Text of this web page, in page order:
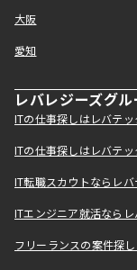
大阪
愛知
レバレジーズグ
ITの仕事探しはレバテッ
ITの仕事探しはレバテ
IT転職スカウトならレ
ITエンジニア就活なら
フリーランスの案件探